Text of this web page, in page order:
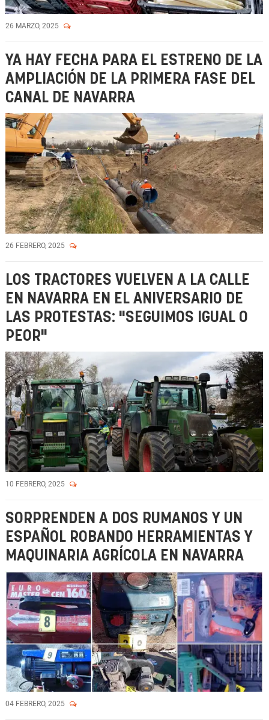
26 MARZO, 2025
YA HAY FECHA PARA EL ESTRENO DE LA
AMPLIACIÓN DE LA PRIMERA FASE DEL
CANAL DE NAVARRA
26 FEBRERO, 2025
LOS TRACTORES VUELVEN A LA CALLE
EN NAVARRA EN EL ANIVERSARIO DE
LAS PROTESTAS: "SEGUIMOS IGUAL O
PEOR"
10 FEBRERO, 2025
SORPRENDEN A DOS RUMANOS Y UN
ESPAÑOL ROBANDO HERRAMIENTAS Y
MAQUINARIA AGRÍCOLA EN NAVARRA
04 FEBRERO, 2025